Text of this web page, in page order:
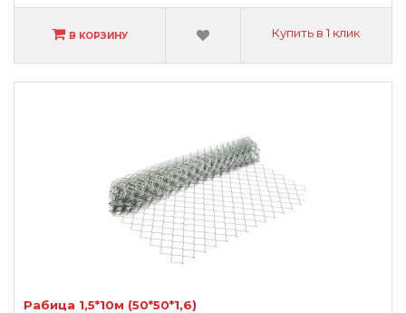
В КОРЗИНУ Купить в 1 клик
Рабица 1,5*10м (50*50*1,6)